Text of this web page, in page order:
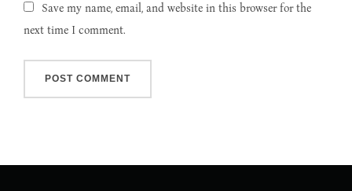
Save my name, email, and website in this browser for the
next time I comment.